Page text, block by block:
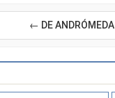
← DE ANDRÓMEDA